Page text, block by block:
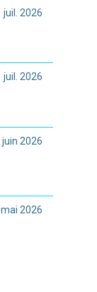
juil. 2026
juil. 2026
juin 2026
mai 2026